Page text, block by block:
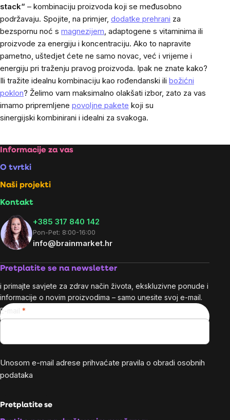
stack“ – kombinaciju proizvoda koji se međusobno
podržavaju. Spojite, na primjer, dodatke prehrani za
bezspornu noć s magnezijem, adaptogene s vitaminima ili
proizvode za energiju i koncentraciju. Ako to napravite
pametno, uštedjet ćete ne samo novac, već i vrijeme i
energiju pri traženju pravog proizvoda. Ipak ne znate kako?
Ili tražite idealnu kombinaciju kao rođendanski ili božićni
poklon? Želimo vam maksimalno olakšati izbor, zato za vas
imamo pripremljene povoljne pakete koji su
sinergijski kombinirani i idealni za svakoga.
Footer
Informacije za vas
O tvrtki
Naši projekti
Kontakt
+385 317 840 142
Pon-Pet: 8:00-16:00
info@brainmarket.hr
Pretplatite se na newsletter
i primajte savjete za zdrav način života, ekskluzivne ponude i
informacije o novim proizvodima – samo unesite svoj e-mail.
E-mail
Unosom e-mail adrese prihvaćate pravila o obradi osobnih
podataka
Pretplatite se